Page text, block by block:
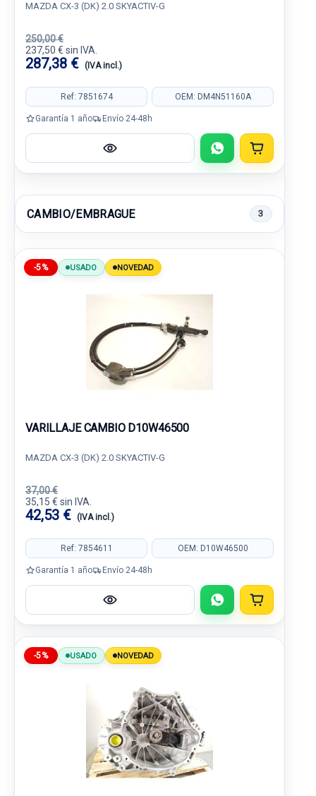
MAZDA CX-3 (DK) 2.0 SKYACTIV-G
250,00 €
237,50 € sin IVA.
287,38 € (IVA incl.)
Ref: 7851674 OEM: DM4N51160A
Garantía 1 año Envío 24-48h
CAMBIO/EMBRAGUE 3
-5% USADO NOVEDAD
VARILLAJE CAMBIO D10W46500
MAZDA CX-3 (DK) 2.0 SKYACTIV-G
37,00 €
35,15 € sin IVA.
42,53 € (IVA incl.)
Ref: 7854611 OEM: D10W46500
Garantía 1 año Envío 24-48h
-5% USADO NOVEDAD